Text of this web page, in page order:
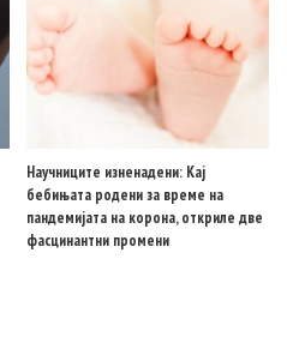
Научниците изненадени: Кај
бебињата родени за време на
пандемијата на корона, откриле две
фасцинантни промени